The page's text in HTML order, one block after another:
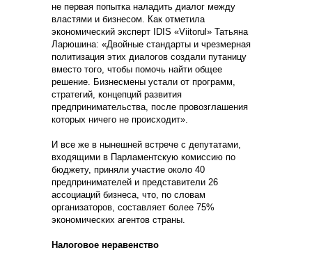
не первая попытка наладить диалог между
властями и бизнесом. Как отметила
экономический эксперт IDIS «Viitorul» Татьяна
Ларюшина: «Двойные стандарты и чрезмерная
политизация этих диалогов создали путаницу
вместо того, чтобы помочь найти общее
решение. Бизнесмены устали от программ,
стратегий, концепций развития
предпринимательства, после провозглашения
которых ничего не происходит».
И все же в нынешней встрече с депутатами,
входящими в Парламентскую комиссию по
бюджету, приняли участие около 40
предпринимателей и представители 26
ассоциаций бизнеса, что, по словам
организаторов, составляет более 75%
экономических агентов страны.
Налоговое неравенство